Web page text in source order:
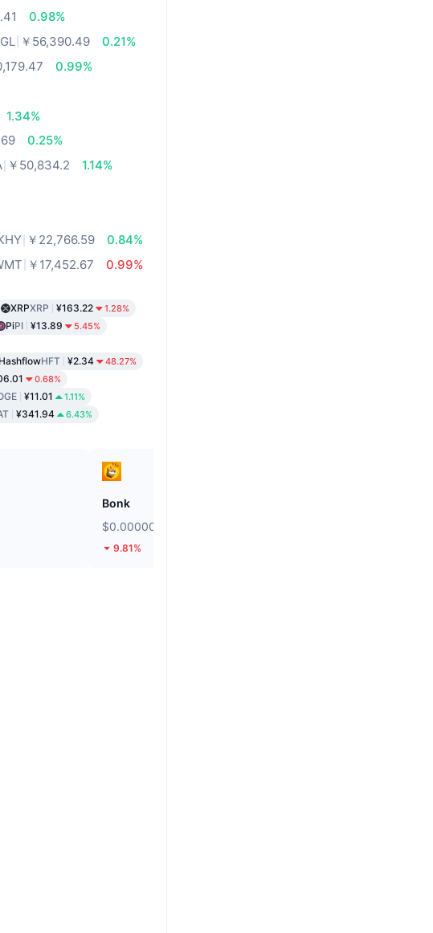
0.98%
￥56,390.49
0.21%
0.99%
1.34%
0.25%
￥50,834.2
1.14%
￥22,766.59
0.84%
￥17,452.67 0.99%
XRPXRP ¥163.22 1.28%
PiPI ¥13.89 5.45%
HashflowHFT ¥2.34 48.27%
0.68%
¥11.01 1.11%
¥341.94 6.43%
Bonk
$0.000002491
9.81%